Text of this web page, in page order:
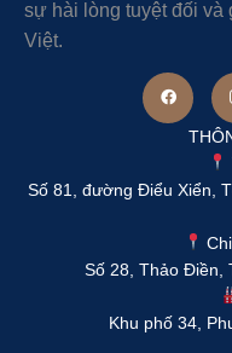
sự hài lòng tuyệt đối và
Việt.
Số 81, đường Điểu Xiển,
Số 28, Thảo Điền,
Khu phố 34,